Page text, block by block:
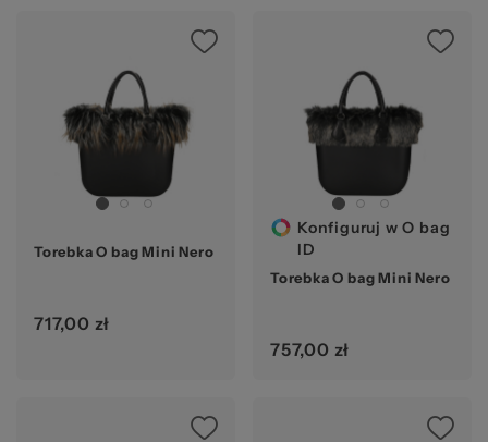
Torebka O bag Mini Nero
717,00 zł
Konfiguruj w O bag
ID
Torebka O bag Mini Nero
757,00 zł